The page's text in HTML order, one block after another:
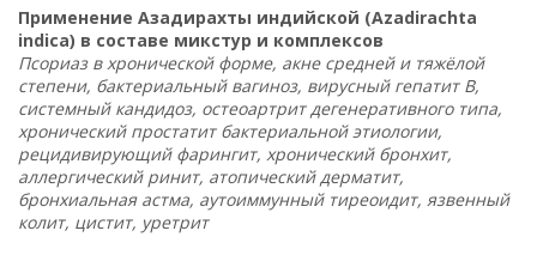
Применение Азадирахты индийской (Azadirachta
indica) в составе микстур и комплексов
Псориаз в хронической форме, акне средней и тяжёлой
степени, бактериальный вагиноз, вирусный гепатит В,
системный кандидоз, остеоартрит дегенеративного типа,
хронический простатит бактериальной этиологии,
рецидивирующий фарингит, хронический бронхит,
аллергический ринит, атопический дерматит,
бронхиальная астма, аутоиммунный тиреоидит, язвенный
колит, цистит, уретрит